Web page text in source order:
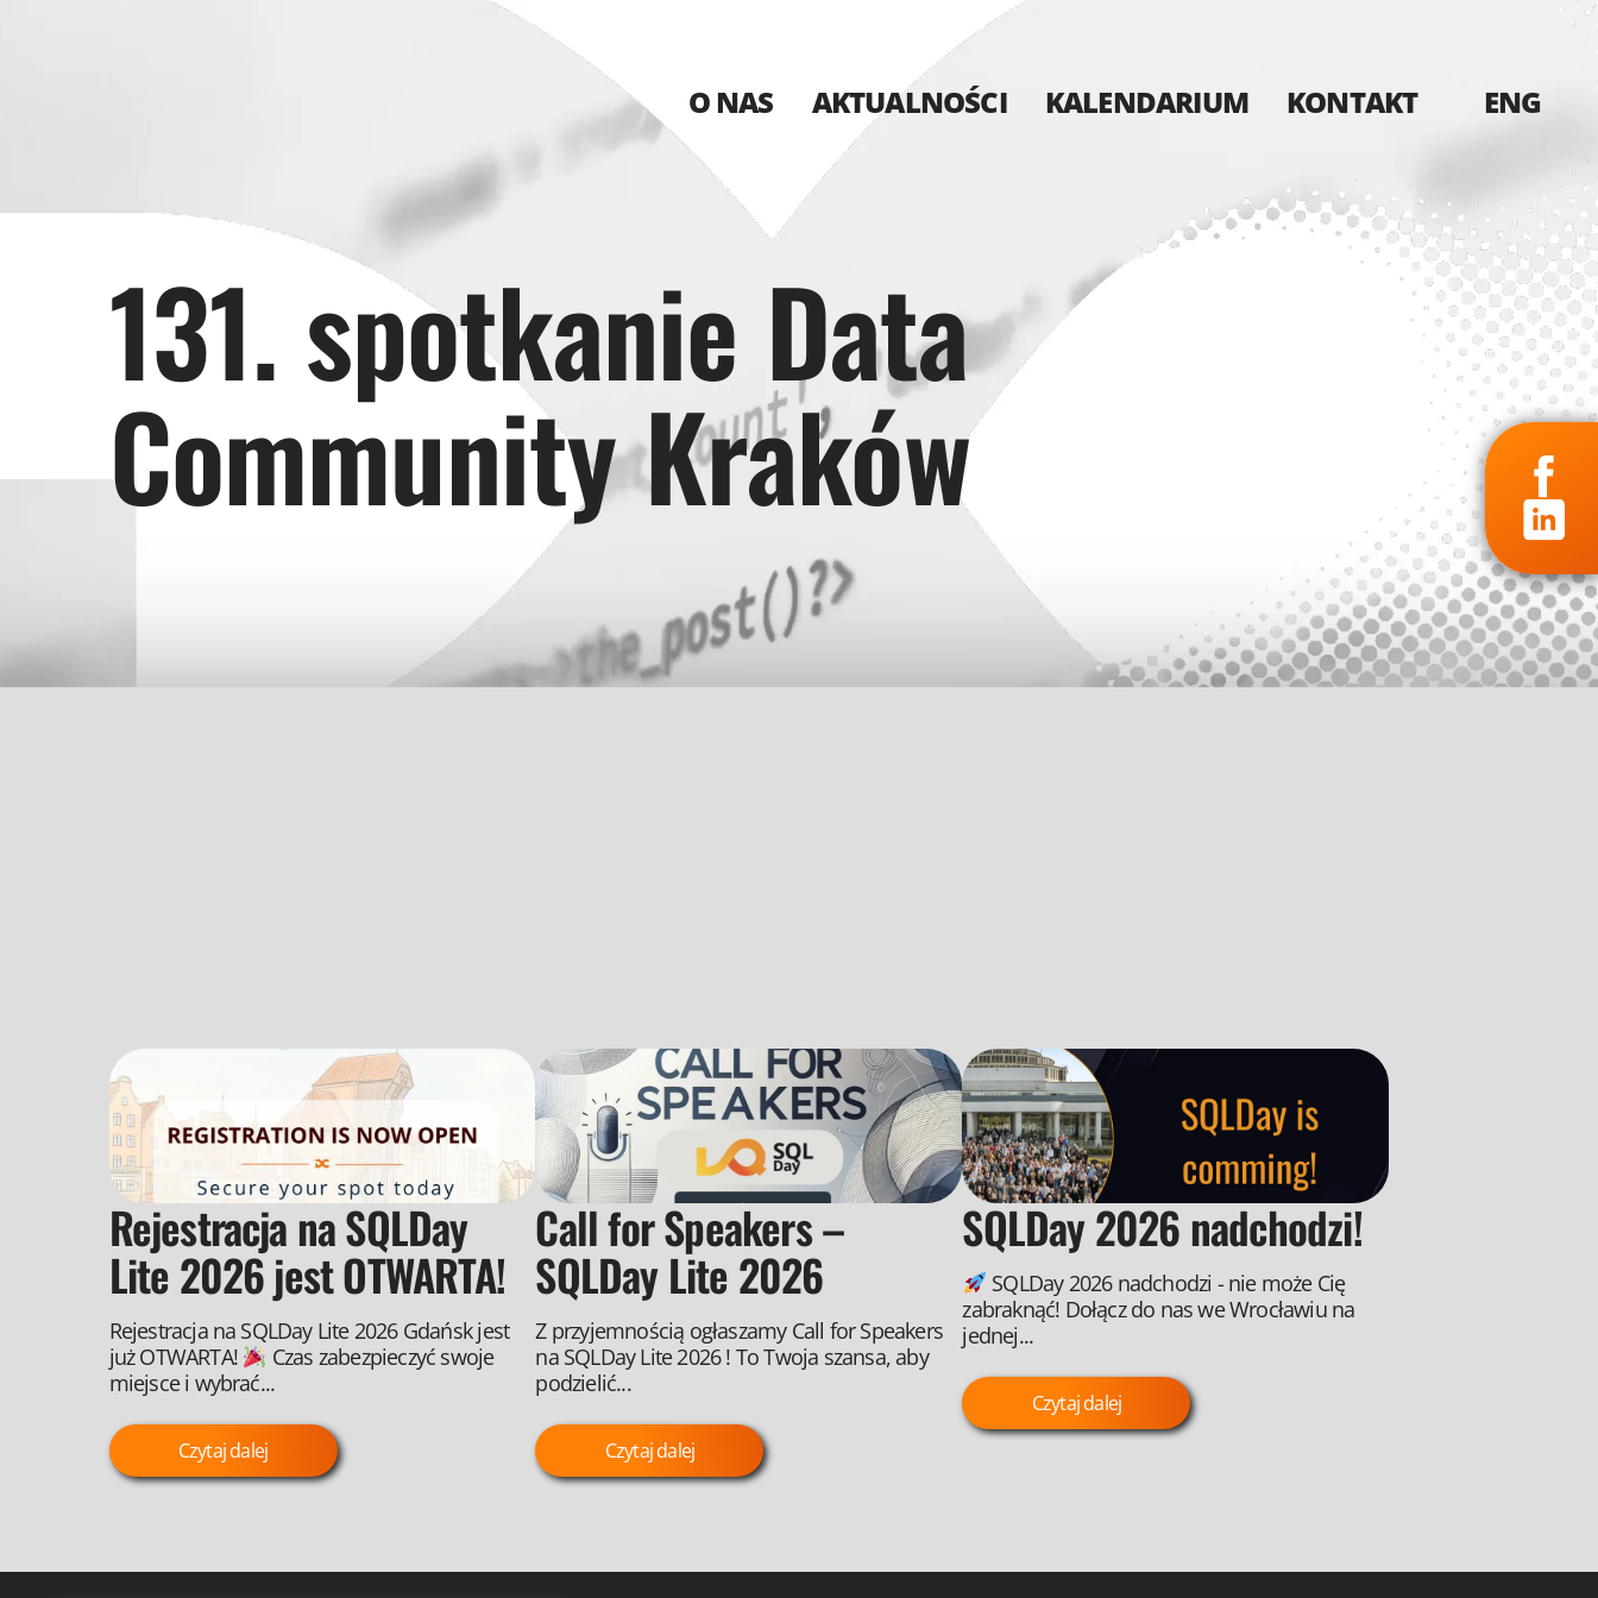
O NAS AKTUALNOŚCI KALENDARIUM KONTAKT ENG
131. spotkanie Data
Community Kraków
Rejestracja na SQLDay
Lite 2026 jest OTWARTA!
Rejestracja na SQLDay Lite 2026 Gdańsk jest
już OTWARTA!
Czas zabezpieczyć swoje
miejsce i wybrać...
Czytaj dalej
Call for Speakers –
SQLDay Lite 2026
Z przyjemnością ogłaszamy Call for Speakers
na SQLDay Lite 2026 ! To Twoja szansa, aby
podzielić...
Czytaj dalej
SQLDay 2026 nadchodzi!
SQLDay 2026 nadchodzi - nie może Cię
zabraknąć! Dołącz do nas we Wrocławiu na
jednej...
Czytaj dalej